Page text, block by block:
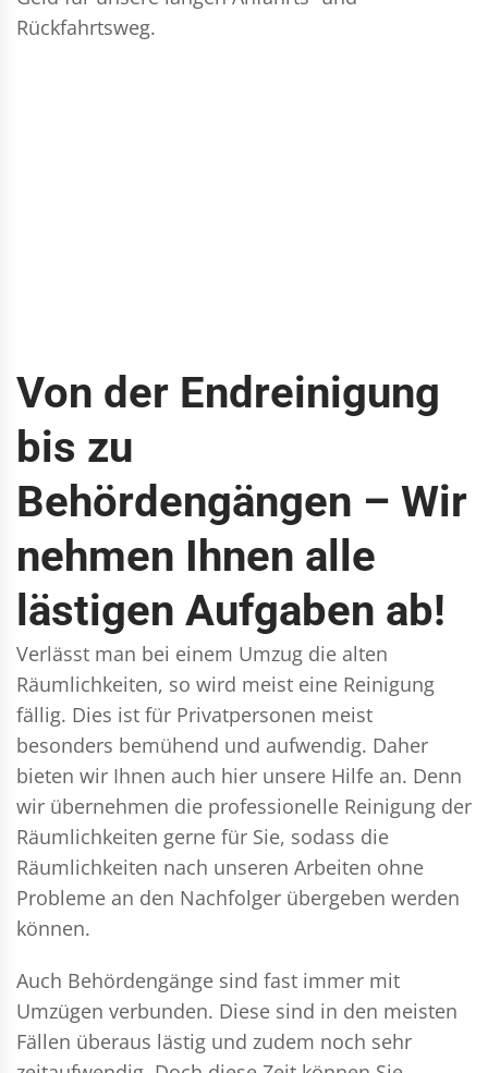
Rückfahrtsweg.
Von der Endreinigung
bis zu
Behördengängen – Wir
nehmen Ihnen alle
lästigen Aufgaben ab!
Verlässt man bei einem Umzug die alten
Räumlichkeiten, so wird meist eine Reinigung
fällig. Dies ist für Privatpersonen meist
besonders bemühend und aufwendig. Daher
bieten wir Ihnen auch hier unsere Hilfe an. Denn
wir übernehmen die professionelle Reinigung der
Räumlichkeiten gerne für Sie, sodass die
Räumlichkeiten nach unseren Arbeiten ohne
Probleme an den Nachfolger übergeben werden
können.
Auch Behördengänge sind fast immer mit
Umzügen verbunden. Diese sind in den meisten
Fällen überaus lästig und zudem noch sehr